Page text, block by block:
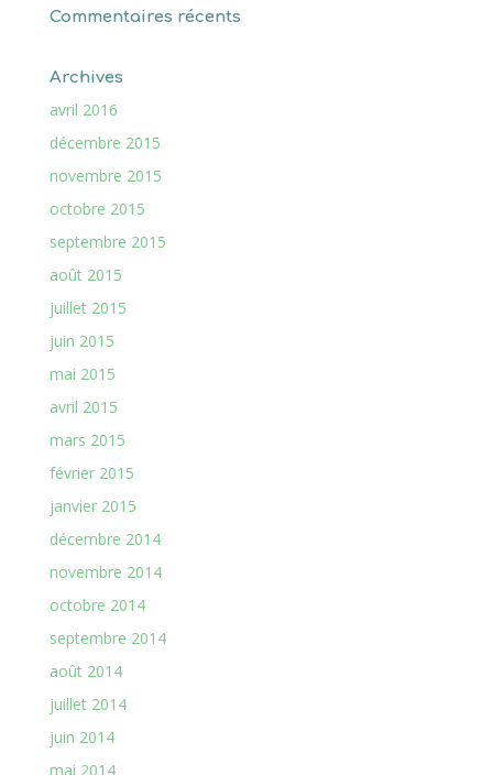
Commentaires récents
Archives
avril 2016
décembre 2015
novembre 2015
octobre 2015
septembre 2015
août 2015
juillet 2015
juin 2015
mai 2015
avril 2015
mars 2015
février 2015
janvier 2015
décembre 2014
novembre 2014
octobre 2014
septembre 2014
août 2014
juillet 2014
juin 2014
mai 2014